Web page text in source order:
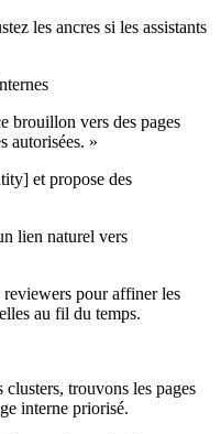
les ancres si les assistants
brouillon vers des pages
autorisées. »
et propose des
lien naturel vers
reviewers pour affiner les
au fil du temps.
trouvons les pages
interne priorisé.